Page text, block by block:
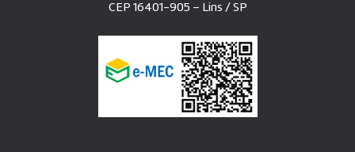
CEP 16401-905 – Lins / SP